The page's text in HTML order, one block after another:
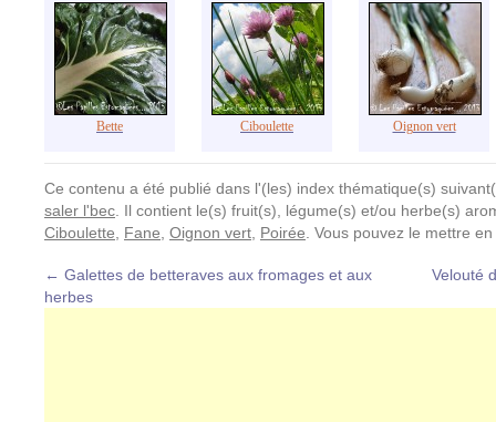
Bette Ciboulette Oignon vert
Ce contenu a été publié dans l'(les) index thématique(s)
saler l'bec. Il contient le(s) fruit(s), légume(s) et/ou herbe(s)
Ciboulette, Fane, Oignon vert, Poirée. Vous pouvez le mettre
← Galettes de betteraves aux fromages et aux
herbes
Velouté